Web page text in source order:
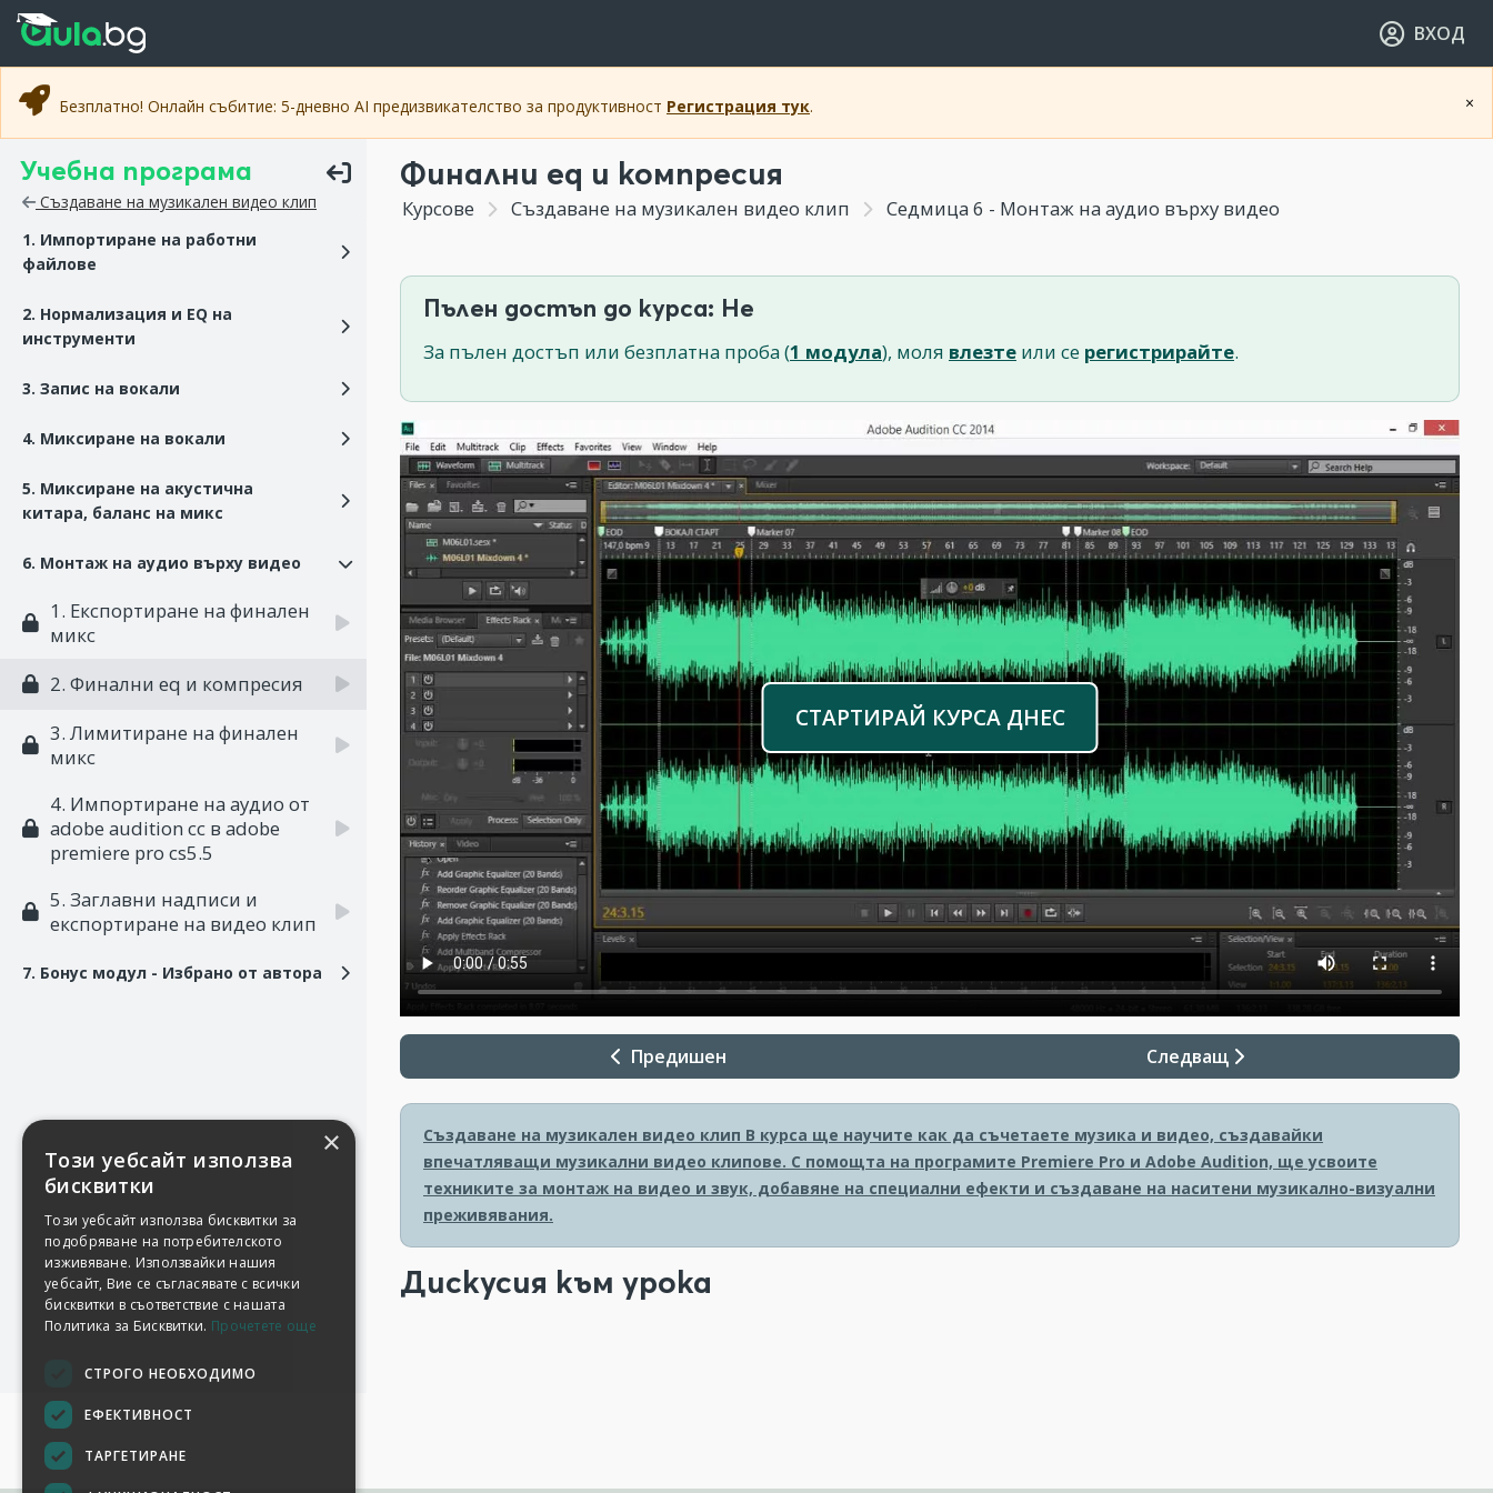
Прескочи към основното съдържание
Прескочи към навигацията
ВХОД
×
Безплатно! Онлайн събитие: 5-дневно AI предизвикателство за продуктивност Регистрация тук.
Учебна програма
Създаване на музикален видео клип
1. Импортиране на работни
файлове
2. Нормализация и EQ на
инструменти
3. Запис на вокали
4. Миксиране на вокали
5. Миксиране на акустична
китара, баланс на микс
6. Монтаж на аудио върху видео
1. Експортиране на финален
микс
2. Финални eq и компресия
3. Лимитиране на финален
микс
4. Импортиране на аудио от
adobe audition cc в adobe
premiere pro cs5.5
5. Заглавни надписи и
експортиране на видео клип
7. Бонус модул - Избрано от автора
Финални eq и компресия
Курсове Създаване на музикален видео клип Седмица 6 - Монтаж на аудио върху видео
Пълен достъп до курса: Не
За пълен достъп или безплатна проба (1 модула), моля влезте или се регистрирайте.
СТАРТИРАЙ КУРСА ДНЕС
Предишен Следващ
Създаване на музикален видео клип В курса ще научите как да съчетаете музика и видео, създавайки
впечатляващи музикални видео клипове. С помощта на програмите Premiere Pro и Adobe Audition, ще усвоите
техниките за монтаж на видео и звук, добавяне на специални ефекти и създаване на наситени музикално-визуални
преживявания.
Дискусия към урока
×
Този уебсайт използва
бисквитки
Този уебсайт използва бисквитки за
подобряване на потребителското
изживяване. Използвайки нашия
уебсайт, Вие се съгласявате с всички
бисквитки в съответствие с нашата
Политика за Бисквитки. Прочетете още
СТРОГО НЕОБХОДИМО
ЕФЕКТИВНОСТ
ТАРГЕТИРАНЕ